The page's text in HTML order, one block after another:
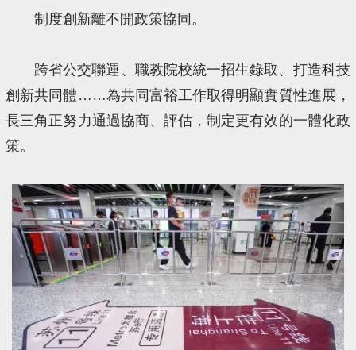
制度創新離不開政策協同。
跨省公交聯運、職教院校統一招生錄取、打造科技
創新共同體……為共同富裕工作取得明顯實質性進展，
長三角正努力通過協商、評估，制定更有效的一體化政
策。